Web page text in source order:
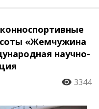
«Жемчужина
научно-
3344